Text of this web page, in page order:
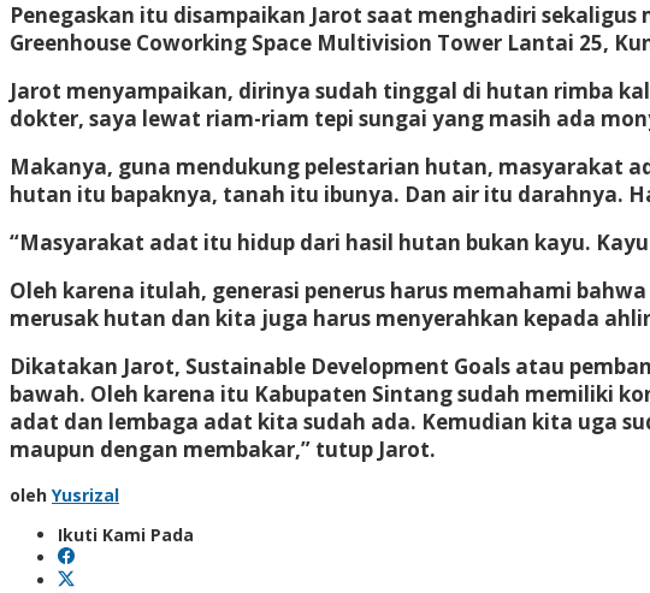
Penegaskan itu disampaikan Jarot saat menghadiri sekaligus
Greenhouse Coworking Space Multivision Tower Lantai 25,
Jarot menyampaikan, dirinya sudah tinggal di hutan rimba
dokter, saya lewat riam-riam tepi sungai yang masih ada
Makanya, guna mendukung pelestarian hutan, masyarakat
hutan itu bapaknya, tanah itu ibunya. Dan air itu darahnya.
“Masyarakat adat itu hidup dari hasil hutan bukan kayu.
Oleh karena itulah, generasi penerus harus memahami
merusak hutan dan kita juga harus menyerahkan kepada
Dikatakan Jarot, Sustainable Development Goals atau
bawah. Oleh karena itu Kabupaten Sintang sudah memiliki
adat dan lembaga adat kita sudah ada. Kemudian kita uga
maupun dengan membakar,” tutup Jarot.
oleh Yusrizal
Ikuti Kami Pada